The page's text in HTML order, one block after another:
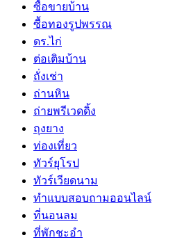
ซื้อขายบ้าน
ซื้อทองรูปพรรณ
ดร.ไก่
ต่อเติมบ้าน
ถั่งเช่า
ถ่านหิน
ถ่ายพรีเวดดิ้ง
ถุงยาง
ท่องเที่ยว
ทัวร์ยุโรป
ทัวร์เวียดนาม
ทำแบบสอบถามออนไลน์
ที่นอนลม
ที่พักชะอำ